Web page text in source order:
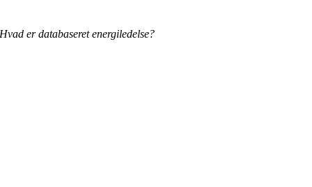
Hvad er databaseret energiledelse?